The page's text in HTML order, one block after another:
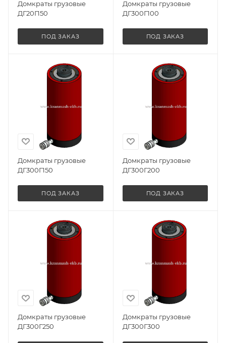
Домкраты грузовые
ДГ20П50
ПОД ЗАКАЗ
Домкраты грузовые
ДГ300Г100
ПОД ЗАКАЗ
Домкраты грузовые
ДГ300Г150
ПОД ЗАКАЗ
Домкраты грузовые
ДГ300Г200
ПОД ЗАКАЗ
Домкраты грузовые
ДГ300Г250
Домкраты грузовые
ДГ300Г300